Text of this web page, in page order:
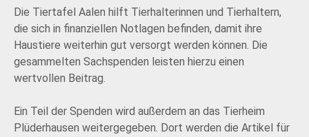
Die Tiertafel Aalen hilft Tierhalterinnen und Tierhaltern,
die sich in finanziellen Notlagen befinden, damit ihre
Haustiere weiterhin gut versorgt werden können. Die
gesammelten Sachspenden leisten hierzu einen
wertvollen Beitrag.
Ein Teil der Spenden wird außerdem an das Tierheim
Plüderhausen weitergegeben. Dort werden die Artikel für